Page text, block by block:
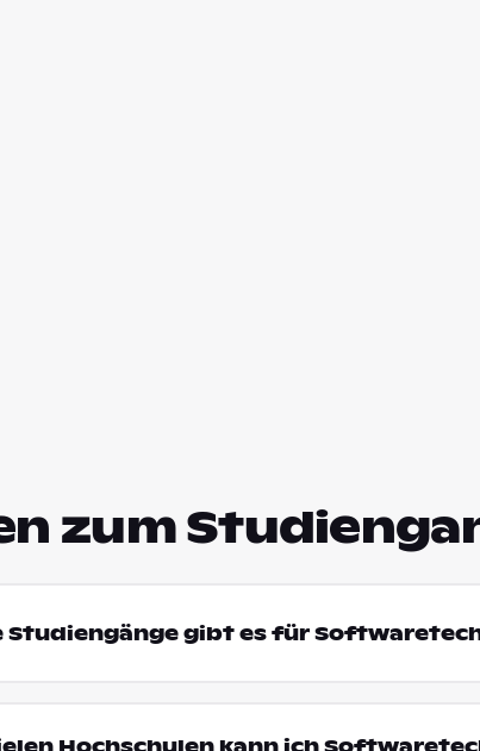
zum
Studiengänge gibt es für